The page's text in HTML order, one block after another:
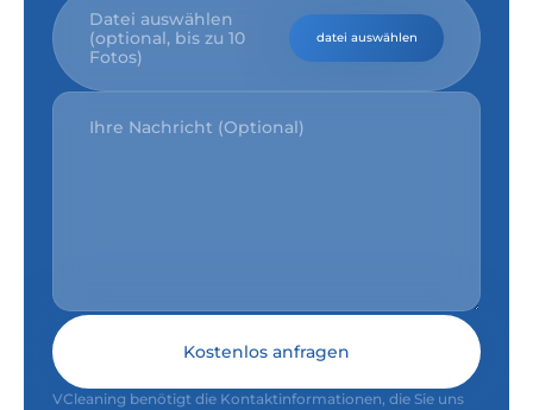
Datei auswählen
(optional, bis zu 10
Fotos)
datei auswählen
Kostenlos anfragen
VCleaning benötigt die Kontaktinformationen, die Sie uns